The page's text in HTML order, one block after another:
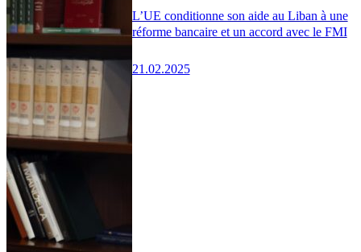
L’UE conditionne son aide au Liban à une
réforme bancaire et un accord avec le FMI
21.02.2025